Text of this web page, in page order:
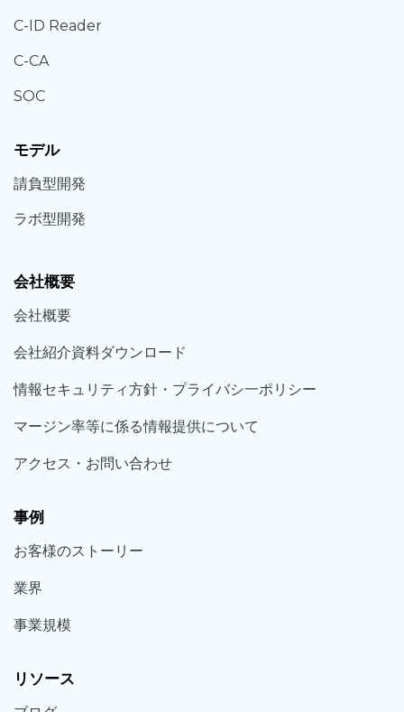
C-ID Reader
C-CA
SOC
モデル
請負型開発
ラボ型開発
会社概要
会社概要
会社紹介資料ダウンロード
情報セキュリティ方針・プライバシ一ポリシー
マージン率等に係る情報提供について
アクセス・お問い合わせ
事例
お客様のストーリー
業界
事業規模
リソース